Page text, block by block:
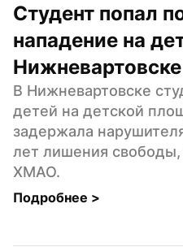
Студент попал
нападение на
Нижневартовске
В Нижневартовске
детей на детской
задержала
лет лишения
ХМАО.
Подробнее >